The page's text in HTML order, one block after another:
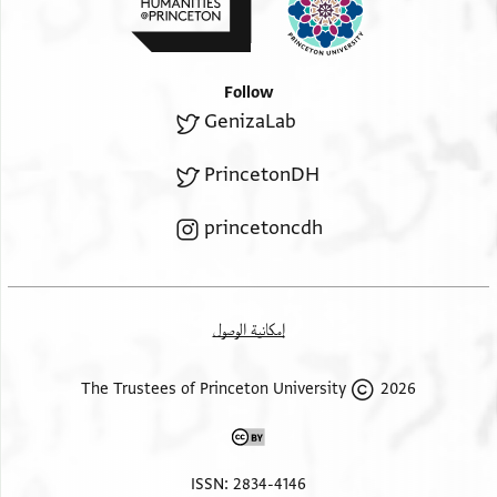
בלברג מיתין טמאויה
וכמסין לאגיה ונ
Follow
GenizaLab
PrincetonDH
princetoncdh
إمكانية الوصول
2026 The Trustees of Princeton University
ISSN: 2834-4146